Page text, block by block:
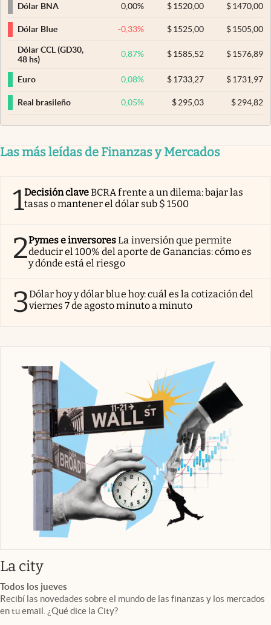
Dólar BNA
0,00% $ 1520,00 $1470,00
Dólar Blue -0,33% $ 1525,00 $1505,00
Dólar CCL (GD30,
48 hs)
0,87% $ 1585,52 $1576,89
Euro 0,08% $ 1733,27 $1731,97
Real brasileño 0,05% $ 295,03 $294,82
Las más leídas de Finanzas y Mercados
1Decisión claveBCRA frente a un dilema: bajar las
tasas o mantener el dólar sub $ 1500
2Pymes e inversoresLa inversión que permite
deducir el 100% del aporte de Ganancias: cómo es
y dónde está el riesgo
3Dólar hoy y dólar blue hoy: cuál es la cotización del
viernes 7 de agosto minuto a minuto
La cityabre en nueva pestaña
Todos los jueves
Recibí las novedades sobre el mundo de las finanzas y los mercados
en tu email. ¿Qué dice la City?